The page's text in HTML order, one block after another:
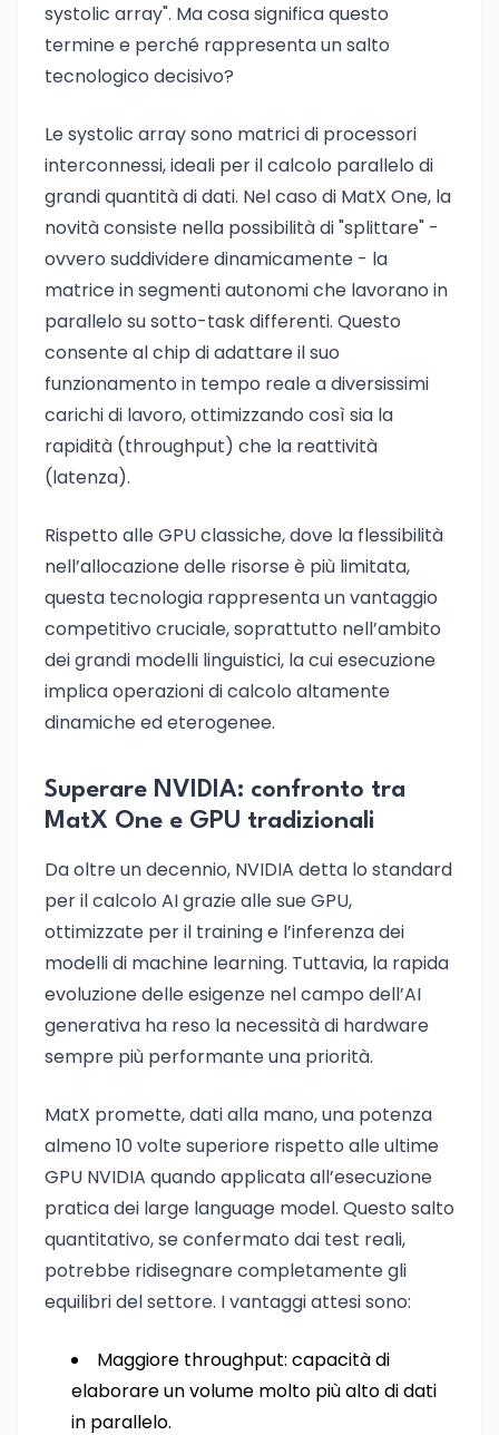
systolic array". Ma cosa significa questo
termine e perché rappresenta un salto
tecnologico decisivo?
Le systolic array sono matrici di processori
interconnessi, ideali per il calcolo parallelo di
grandi quantità di dati. Nel caso di MatX One, la
novità consiste nella possibilità di "splittare" -
ovvero suddividere dinamicamente - la
matrice in segmenti autonomi che lavorano in
parallelo su sotto-task differenti. Questo
consente al chip di adattare il suo
funzionamento in tempo reale a diversissimi
carichi di lavoro, ottimizzando così sia la
rapidità (throughput) che la reattività
(latenza).
Rispetto alle GPU classiche, dove la flessibilità
nell’allocazione delle risorse è più limitata,
questa tecnologia rappresenta un vantaggio
competitivo cruciale, soprattutto nell’ambito
dei grandi modelli linguistici, la cui esecuzione
implica operazioni di calcolo altamente
dinamiche ed eterogenee.
Superare NVIDIA: confronto tra
MatX One e GPU tradizionali
Da oltre un decennio, NVIDIA detta lo standard
per il calcolo AI grazie alle sue GPU,
ottimizzate per il training e l’inferenza dei
modelli di machine learning. Tuttavia, la rapida
evoluzione delle esigenze nel campo dell’AI
generativa ha reso la necessità di hardware
sempre più performante una priorità.
MatX promette, dati alla mano, una potenza
almeno 10 volte superiore rispetto alle ultime
GPU NVIDIA quando applicata all’esecuzione
pratica dei large language model. Questo salto
quantitativo, se confermato dai test reali,
potrebbe ridisegnare completamente gli
equilibri del settore. I vantaggi attesi sono:
Maggiore throughput: capacità di
elaborare un volume molto più alto di dati
in parallelo.